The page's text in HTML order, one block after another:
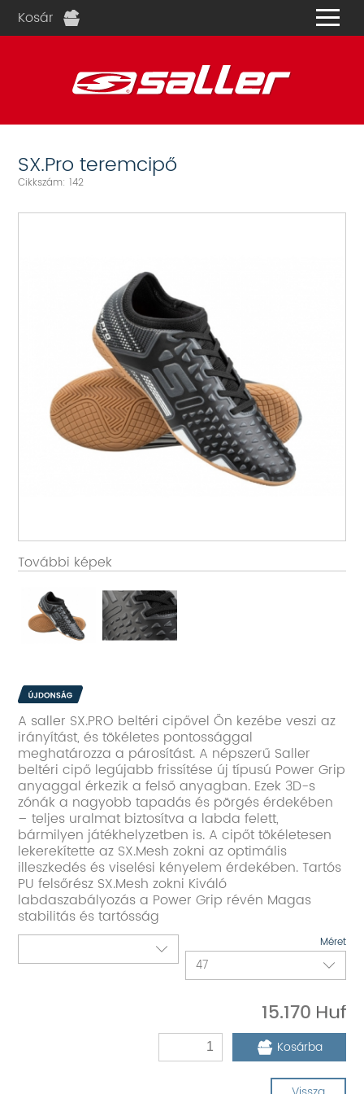
Kosár
SX.Pro teremcipő
Cikkszám: 142
További képek
A saller SX.PRO beltéri cipővel Ön kezébe veszi az
irányítást, és tökéletes pontossággal
meghatározza a párosítást. A népszerű Saller
beltéri cipő legújabb frissítése új típusú Power Grip
anyaggal érkezik a felső anyagban. Ezek 3D-s
zónák a nagyobb tapadás és pörgés érdekében
– teljes uralmat biztosítva a labda felett,
bármilyen játékhelyzetben is. A cipőt tökéletesen
lekerekítette az SX.Mesh zokni az optimális
illeszkedés és viselési kényelem érdekében. Tartós
PU felsőrész SX.Mesh zokni Kiváló
labdaszabályozás a Power Grip révén Magas
stabilitás és tartósság
Méret
15.170
Kosárba